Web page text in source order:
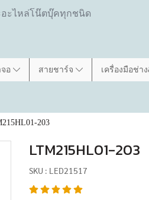
อะไหล่โน๊ตบุ๊คทุกชนิด
อ สายชาร์จ เครื่องมือช่า
203
LTM215HL01-203
SKU : LED21517